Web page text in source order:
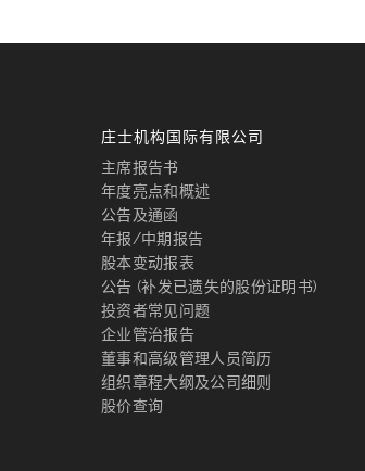
庄士机构国际有限公司
主席报告书
年度亮点和概述
公告及通函
年报/中期报告
股本变动报表
公告 (补发已遗失的股份证明书)
投资者常见问题
企业管治报告
董事和高级管理人员简历
组织章程大纲及公司细则
股价查询